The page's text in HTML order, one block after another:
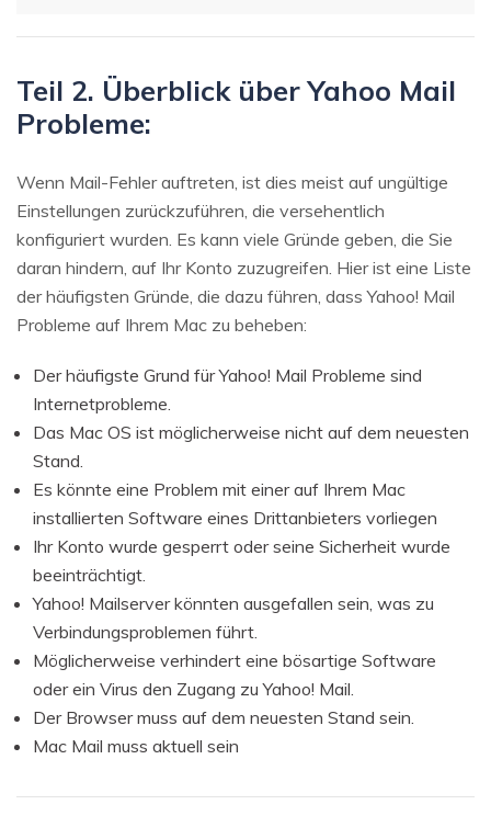
Teil 2. Überblick über Yahoo Mail
Probleme:
Wenn Mail-Fehler auftreten, ist dies meist auf ungültige
Einstellungen zurückzuführen, die versehentlich
konfiguriert wurden. Es kann viele Gründe geben, die Sie
daran hindern, auf Ihr Konto zuzugreifen. Hier ist eine Liste
der häufigsten Gründe, die dazu führen, dass Yahoo! Mail
Probleme auf Ihrem Mac zu beheben:
Der häufigste Grund für Yahoo! Mail Probleme sind
Internetprobleme.
Das Mac OS ist möglicherweise nicht auf dem neuesten
Stand.
Es könnte eine Problem mit einer auf Ihrem Mac
installierten Software eines Drittanbieters vorliegen
Ihr Konto wurde gesperrt oder seine Sicherheit wurde
beeinträchtigt.
Yahoo! Mailserver könnten ausgefallen sein, was zu
Verbindungsproblemen führt.
Möglicherweise verhindert eine bösartige Software
oder ein Virus den Zugang zu Yahoo! Mail.
Der Browser muss auf dem neuesten Stand sein.
Mac Mail muss aktuell sein